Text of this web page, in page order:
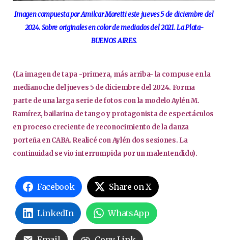
Imagen compuesta por Amilcar Moretti este jueves 5 de diciembre del
2024. Sobre originales en color de mediados del 2021. La Plata-
BUENOS AIRES.
(La imagen de tapa -primera, más arriba- la compuse en la
medianoche del jueves 5 de diciembre del 2024. Forma
parte de una larga serie de fotos con la modelo Aylén M.
Ramírez, bailarina de tango y protagonista de espectáculos
en proceso creciente de reconocimiento de la danza
porteña en CABA. Realicé con Aylén dos sesiones. La
continuidad se vio interrumpida por un malentendido).
Facebook Share on X
LinkedIn WhatsApp